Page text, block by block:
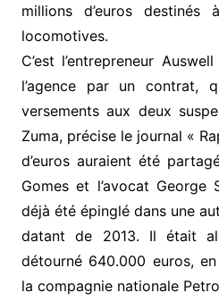
millions d’euros destinés
locomotives.
C’est l’entrepreneur
l’agence par un contrat,
versements aux deux
Zuma, précise le journal «
d’euros auraient été
Gomes et l’avocat George
déjà été épinglé dans une
datant de 2013. Il était
détourné 640.000 euros,
la compagnie nationale